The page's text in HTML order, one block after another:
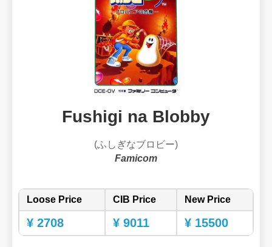
Fushigi na Blobby
(ふしぎなブロビー)
Famicom
Loose Price CIB Price New Price
¥ 2708 ¥ 9011 ¥ 15500